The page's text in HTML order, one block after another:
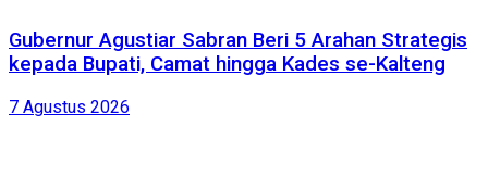
Gubernur Agustiar Sabran Beri 5 Arahan Strategis
kepada Bupati, Camat hingga Kades se-Kalteng
7 Agustus 2026